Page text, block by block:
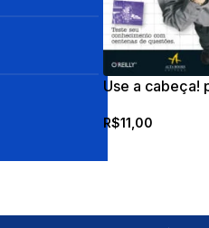
Use a cabeça!
R$11,00